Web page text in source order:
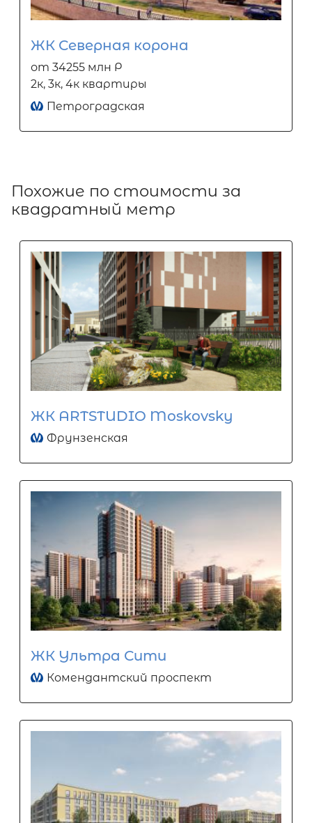
ЖК Северная корона
от 34255 млн Р
2к, 3к, 4к квартиры
Петроградская
Похожие по стоимости за
квадратный метр
ЖК ARTSTUDIO Moskovsky
Фрунзенская
ЖК Ультра Сити
Комендантский проспект